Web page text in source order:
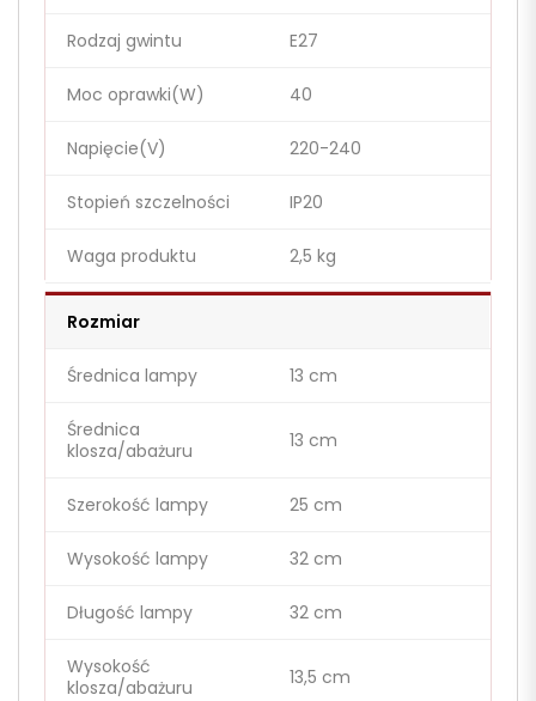
Rodzaj gwintu E27
Moc oprawki(W) 40
Napięcie(V) 220-240
Stopień szczelności IP20
Waga produktu 2,5 kg
Rozmiar
Średnica lampy 13 cm
Średnica
klosza/abażuru
13 cm
Szerokość lampy 25 cm
Wysokość lampy 32 cm
Długość lampy 32 cm
Wysokość
klosza/abażuru
13,5 cm